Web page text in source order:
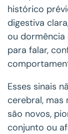
histórico
digestiva
ou
para falar,
Esses sinais
cerebral, mas
são novos,
conjunto ou